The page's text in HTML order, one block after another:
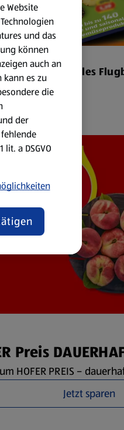
Aktuelles
Preis
HOFER PREIS –
Jetzt sparen
Website
und das
können
auch an
es zu
die
der
a DSGVO